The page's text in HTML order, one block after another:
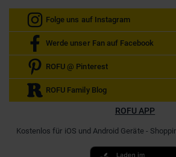
Folge uns auf Instagram
Werde unser Fan auf Facebook
ROFU @ Pinterest
ROFU Family Blog
ROFU APP
Kostenlos für iOS und Android Geräte -